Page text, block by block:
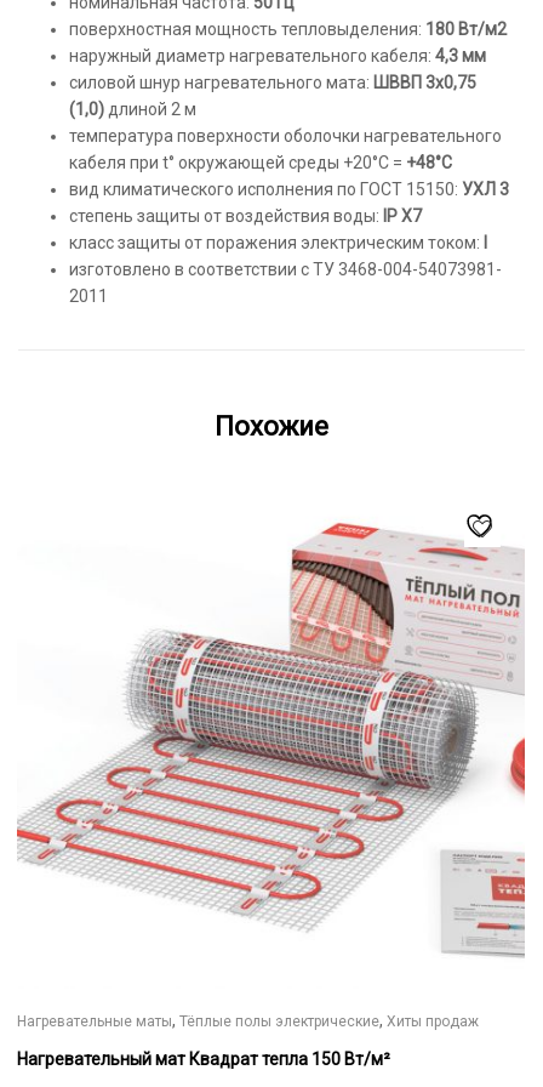
поверхностная мощность тепловыделения: 180 Вт/м2
наружный диаметр нагревательного кабеля: 4,3 мм
силовой шнур нагревательного мата: ШВВП 3х0,75
(1,0) длиной 2 м
температура поверхности оболочки нагревательного
кабеля при t° окружающей среды +20°С = +48°С
вид климатического исполнения по ГОСТ 15150: УХЛ 3
степень защиты от воздействия воды: IP Х7
класс защиты от поражения электрическим током:
изготовлено в соответствии с ТУ 3468-004-54073981-
2011
Похожие
Нагревательные маты, Тёплые полы электрические, Хиты продаж
Нагревательный мат Квадрат тепла 150 Вт/м²